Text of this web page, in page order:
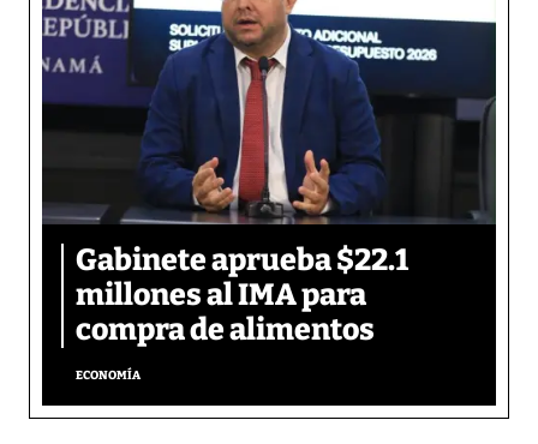
Gabinete aprueba $22.1
millones al IMA para
compra de alimentos
ECONOMÍA